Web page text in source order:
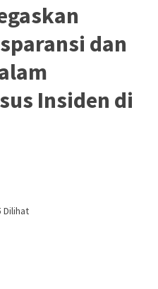
dan
Insiden di
Dilihat